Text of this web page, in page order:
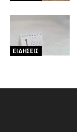
ΕΙΔΗΣΕΙΣ